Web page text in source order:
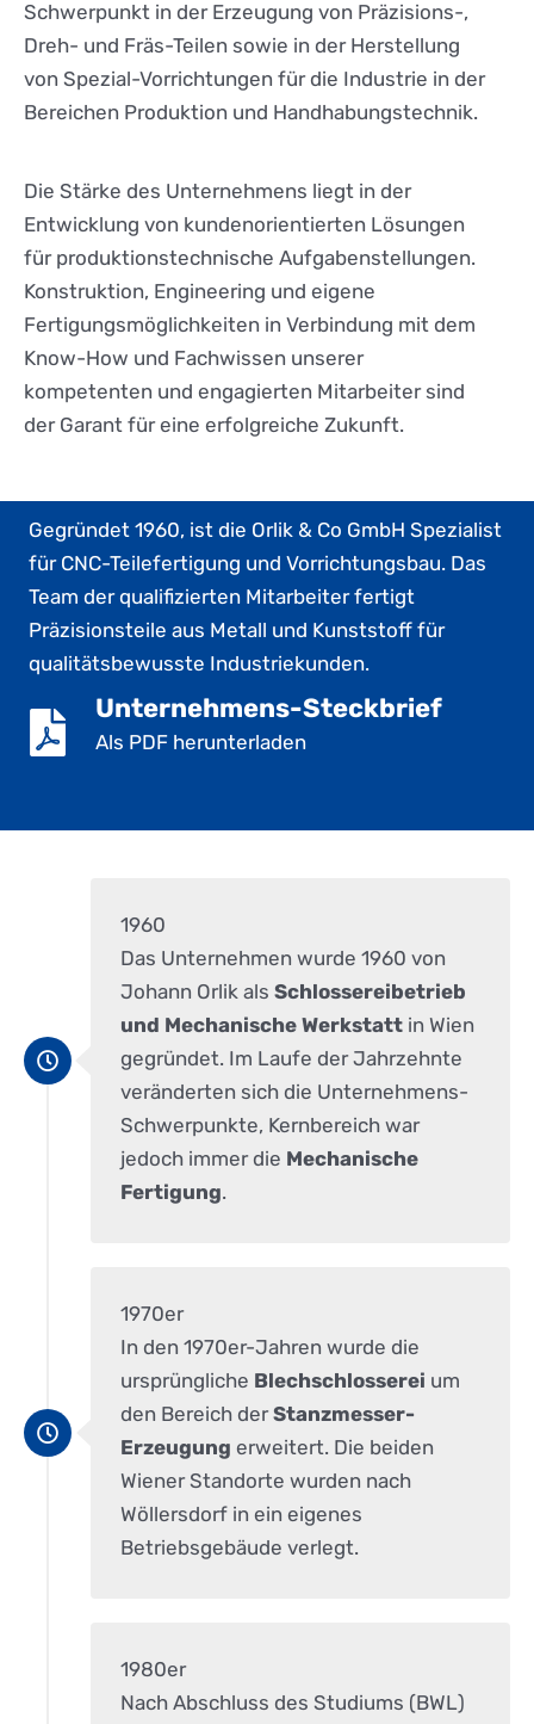
Schwerpunkt in der Erzeugung von Präzisions-,
Dreh- und Fräs-Teilen sowie in der Herstellung
von Spezial-Vorrichtungen für die Industrie in der
Bereichen Produktion und Handhabungstechnik.
Die Stärke des Unternehmens liegt in der
Entwicklung von kundenorientierten Lösungen
für produktionstechnische Aufgabenstellungen.
Konstruktion, Engineering und eigene
Fertigungsmöglichkeiten in Verbindung mit dem
Know-How und Fachwissen unserer
kompetenten und engagierten Mitarbeiter sind
der Garant für eine erfolgreiche Zukunft.
Gegründet 1960, ist die Orlik & Co GmbH Spezialist
für CNC-Teilefertigung und Vorrichtungsbau. Das
Team der qualifizierten Mitarbeiter fertigt
Präzisionsteile aus Metall und Kunststoff für
qualitätsbewusste Industriekunden.
Unternehmens-Steckbrief
Als PDF herunterladen
1960
Das Unternehmen wurde 1960 von
Johann Orlik als Schlossereibetrieb
und Mechanische Werkstatt in Wien
gegründet. Im Laufe der Jahrzehnte
veränderten sich die Unternehmens-
Schwerpunkte, Kernbereich war
jedoch immer die Mechanische
Fertigung.
1970er
In den 1970er-Jahren wurde die
ursprüngliche Blechschlosserei um
den Bereich derStanzmesser-
Erzeugung erweitert. Die beiden
Wiener Standorte wurden nach
Wöllersdorf in ein eigenes
Betriebsgebäude verlegt.
1980er
Nach Abschluss des Studiums (BWL)